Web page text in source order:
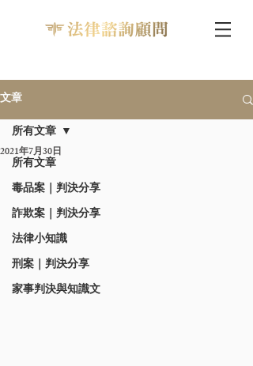
文章
所有文章
毒品案｜判決分享
詐欺案｜判決分享
法律小知識
刑案｜判決分享
家事判決與知識文
所有文章
2021年7月30日